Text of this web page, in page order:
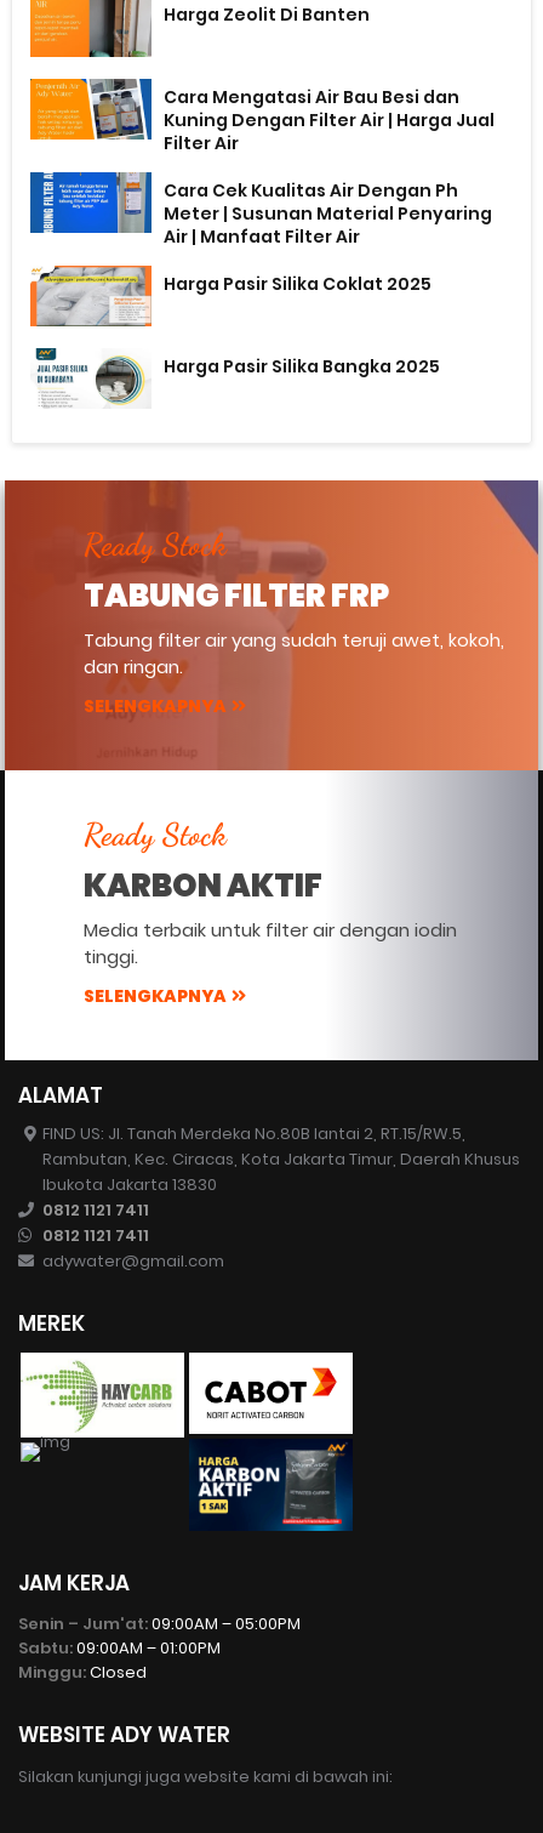
Harga Zeolit Di Banten
Cara Mengatasi Air Bau Besi dan
Kuning Dengan Filter Air | Harga Jual
Filter Air
Cara Cek Kualitas Air Dengan Ph
Meter | Susunan Material Penyaring
Air | Manfaat Filter Air
Harga Pasir Silika Coklat 2025
Harga Pasir Silika Bangka 2025
Ready Stock
TABUNG FILTER FRP
Tabung filter air yang sudah teruji awet, kokoh,
dan ringan.
SELENGKAPNYA
Ready Stock
KARBON AKTIF
Media terbaik untuk filter air dengan iodin
tinggi.
SELENGKAPNYA
ALAMAT
FIND US: Jl. Tanah Merdeka No.80B lantai 2, RT.15/RW.5,
Rambutan, Kec. Ciracas, Kota Jakarta Timur, Daerah Khusus
Ibukota Jakarta 13830
0812 1121 7411
0812 1121 7411
adywater@gmail.com
MEREK
JAM KERJA
Senin – Jum'at:09:00AM – 05:00PM
Sabtu:09:00AM – 01:00PM
Minggu:Closed
WEBSITE ADY WATER
Silakan kunjungi juga website kami di bawah ini: